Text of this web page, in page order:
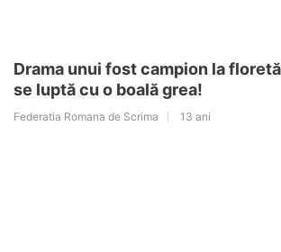
Drama unui fost campion la
se luptă cu o boală grea!
Federatia Romana de Scrima 13 ani